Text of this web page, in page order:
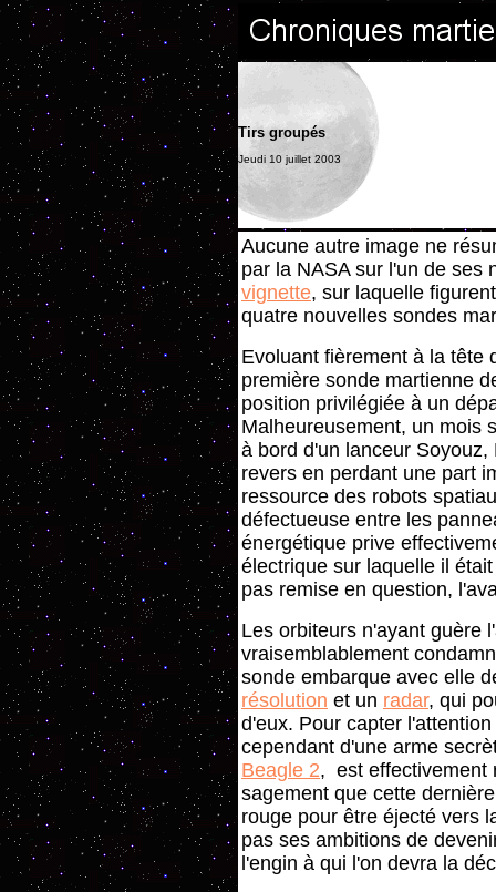
Tirs groupés
Jeudi 10 juillet 2003
Aucune autre image ne
par la NASA sur l'un de
vignette, sur laquelle
quatre nouvelles sondes
Evoluant fièrement à la tête
première sonde martienne
position privilégiée à un
Malheureusement, un mois
à bord d'un lanceur
revers en perdant une part
ressource des robots
défectueuse entre les
énergétique prive
électrique sur laquelle il
pas remise en question,
Les orbiteurs n'ayant guère
vraisemblablement
sonde embarque avec elle
résolution et un radar, qui
d'eux. Pour capter
cependant d'une arme
Beagle 2, est effectivement
sagement que cette
rouge pour être éjecté vers
pas ses ambitions de
l'engin à qui l'on devra la